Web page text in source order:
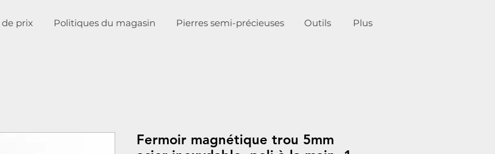
prix Politiques du magasin Pierres semi-précieuses Outils More
Fermoir magnétique trou 5mm